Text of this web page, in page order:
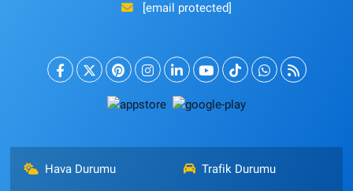
[email protected]
Hava Durumu Trafik Durumu